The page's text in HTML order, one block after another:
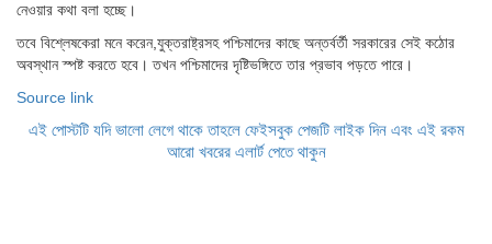
নেওয়ার কথা বলা হচ্ছে।
তবে বিশ্লেষকেরা মনে করেন,যুক্তরাষ্ট্রসহ পশ্চিমাদের কাছে অন্তর্বর্তী সরকারের সেই কঠোর
অবস্থান স্পষ্ট করতে হবে। তখন পশ্চিমাদের দৃষ্টিভঙ্গিতে তার প্রভাব পড়তে পারে।
Source link
এই পোস্টটি যদি ভালো লেগে থাকে তাহলে ফেইসবুক পেজটি লাইক দিন এবং এই রকম
আরো খবরের এলার্ট পেতে থাকুন